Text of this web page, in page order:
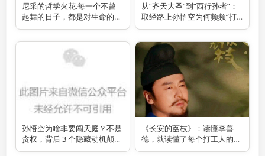
尼采的哲学火花,每一个不曾
起舞的日子，都是对生命的辜
负
从“齐天大圣”到“西行孙者”：
取经路上孙悟空为何频频“打
不过”曾经都上不了台面的小
孙悟空为啥非要闯天庭？不是
贪权，背后 3 个隐藏动机颠覆
认知！
《长安的荔枝》：读懂李善
德，就读懂了每个打工人的修
行